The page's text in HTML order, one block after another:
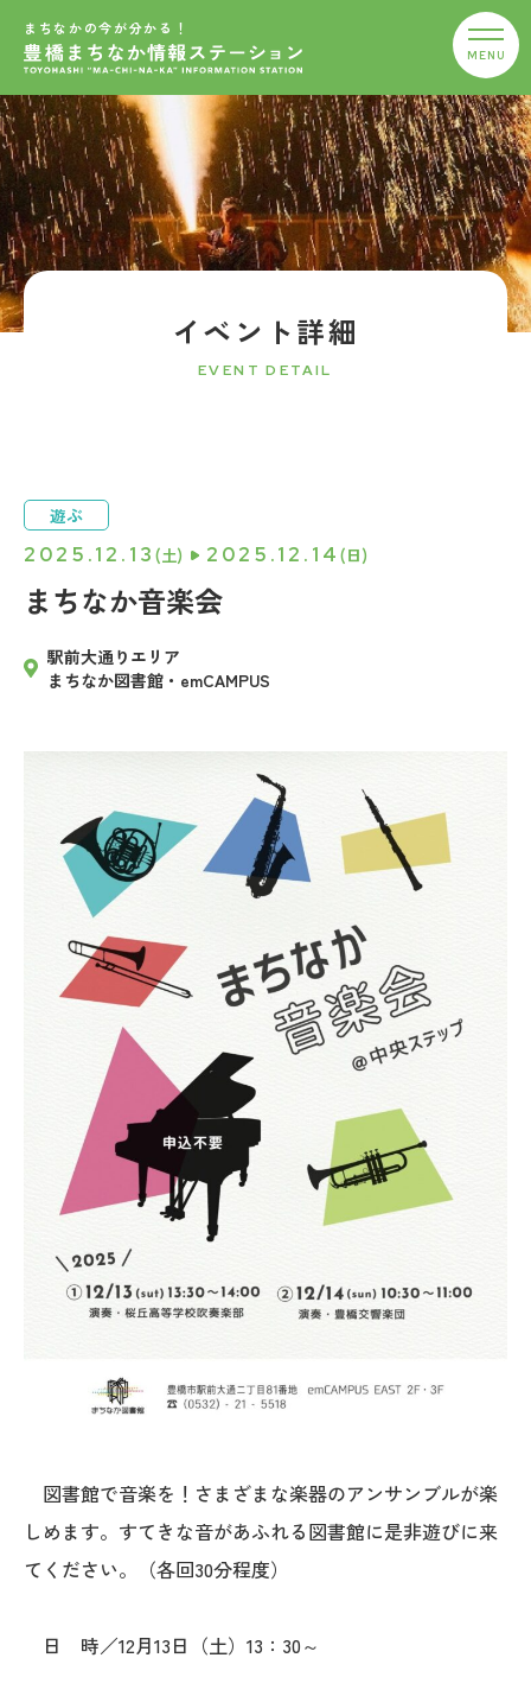
まちなかの今が分かる！
イベント詳細
EVENT DETAIL
まちなか音楽会
2025.12.13 (土) 2025.12.14 (日)
遊ぶ
駅前大通りエリア
まちなか図書館・emCAMPUS
図書館で音楽を！さまざまな楽器のアンサンブルが楽
しめます。すてきな音があふれる図書館に是非遊びに来
てください。（各回30分程度）
日 時／12月13日（土）13：30～